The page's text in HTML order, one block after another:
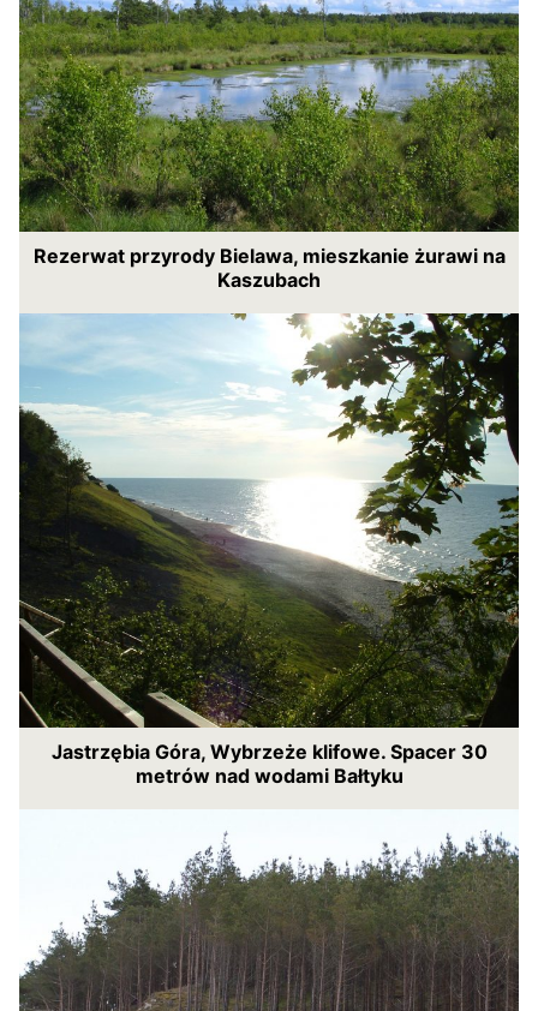
Rezerwat przyrody Bielawa, mieszkanie żurawi na
Kaszubach
Jastrzębia Góra, Wybrzeże klifowe. Spacer 30
metrów nad wodami Bałtyku